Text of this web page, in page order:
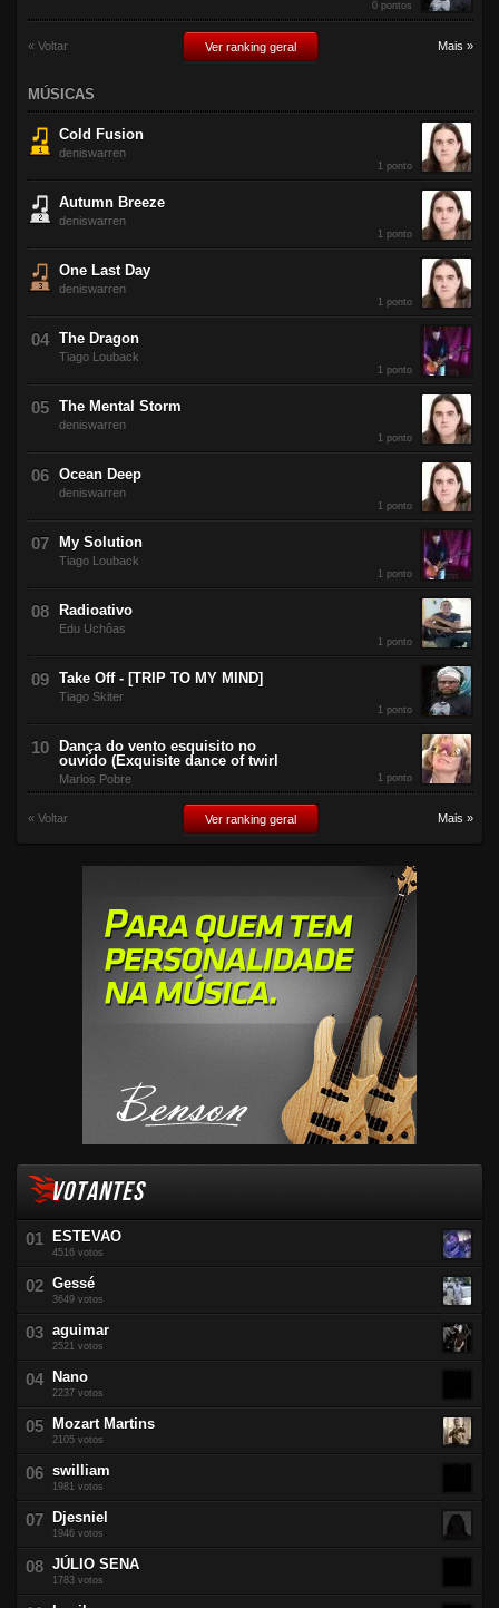
0 pontos
« Voltar Ver ranking geral Mais »
MÚSICAS
Cold Fusion
deniswarren
1 ponto
Autumn Breeze
deniswarren
1 ponto
One Last Day
deniswarren
1 ponto
The Dragon
Tiago Louback
1 ponto
The Mental Storm
deniswarren
1 ponto
Ocean Deep
deniswarren
1 ponto
My Solution
Tiago Louback
1 ponto
Radioativo
Edu Uchôas
1 ponto
Take Off - [TRIP TO MY MIND]
Tiago Skiter
1 ponto
Dança do vento esquisito no
ouvido (Exquisite dance of twirl
Marlos Pobre 1 ponto
« Voltar Ver ranking geral Mais »
VOTANTES
ESTEVAO
4516 votos
Gessé
3649 votos
aguimar
2521 votos
Nano
2237 votos
Mozart Martins
2105 votos
swilliam
1981 votos
Djesniel
1946 votos
JÚLIO SENA
1783 votos